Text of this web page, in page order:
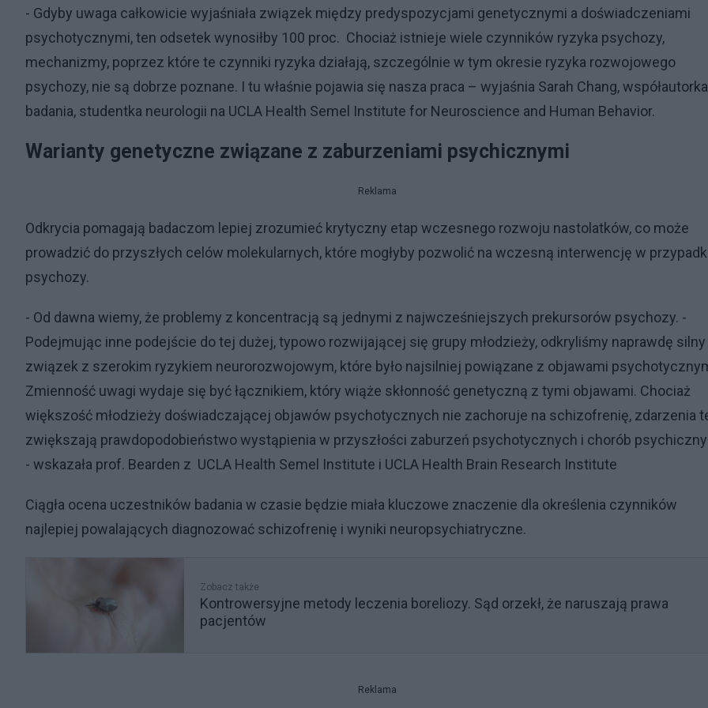
- Gdyby uwaga całkowicie wyjaśniała związek między predyspozycjami genetycznymi a doświadczeniami
psychotycznymi, ten odsetek wynosiłby 100 proc. Chociaż istnieje wiele czynników ryzyka psychozy,
mechanizmy, poprzez które te czynniki ryzyka działają, szczególnie w tym okresie ryzyka rozwojowego
psychozy, nie są dobrze poznane. I tu właśnie pojawia się nasza praca – wyjaśnia Sarah Chang, współautorka
badania, studentka neurologii na UCLA Health Semel Institute for Neuroscience and Human Behavior.
Warianty genetyczne związane z zaburzeniami psychicznymi
Reklama
Odkrycia pomagają badaczom lepiej zrozumieć krytyczny etap wczesnego rozwoju nastolatków, co może
prowadzić do przyszłych celów molekularnych, które mogłyby pozwolić na wczesną interwencję w
psychozy.
- Od dawna wiemy, że problemy z koncentracją są jednymi z najwcześniejszych prekursorów psychozy. -
Podejmując inne podejście do tej dużej, typowo rozwijającej się grupy młodzieży, odkryliśmy naprawdę silny
związek z szerokim ryzykiem neurorozwojowym, które było najsilniej powiązane z objawami
Zmienność uwagi wydaje się być łącznikiem, który wiąże skłonność genetyczną z tymi objawami. Chociaż
większość młodzieży doświadczającej objawów psychotycznych nie zachoruje na schizofrenię, zdarzenia
zwiększają prawdopodobieństwo wystąpienia w przyszłości zaburzeń psychotycznych i chorób
- wskazała prof. Bearden z UCLA Health Semel Institute i UCLA Health Brain Research Institute
Ciągła ocena uczestników badania w czasie będzie miała kluczowe znaczenie dla określenia czynników
najlepiej powalających diagnozować schizofrenię i wyniki neuropsychiatryczne.
Zobacz także
Kontrowersyjne metody leczenia boreliozy. Sąd orzekł, że naruszają prawa
pacjentów
Reklama